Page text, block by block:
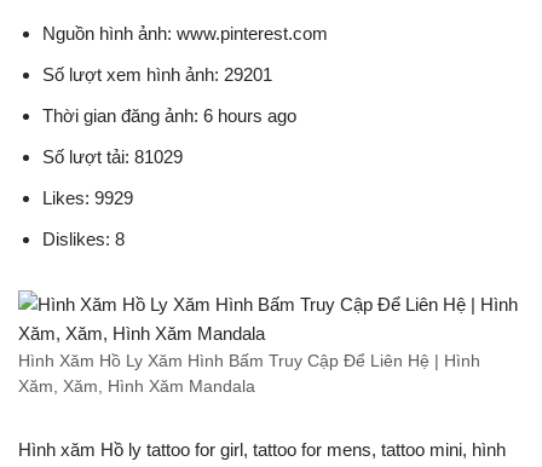
Nguồn hình ảnh: www.pinterest.com
Số lượt xem hình ảnh: 29201
Thời gian đăng ảnh: 6 hours ago
Số lượt tải: 81029
Likes: 9929
Dislikes: 8
Hình Xăm Hồ Ly Xăm Hình Bấm Truy Cập Để Liên Hệ | Hình
Xăm, Xăm, Hình Xăm Mandala
Hình xăm Hồ ly tattoo for girl, tattoo for mens, tattoo mini, hình